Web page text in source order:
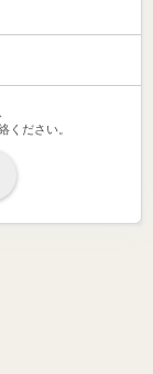
ください。